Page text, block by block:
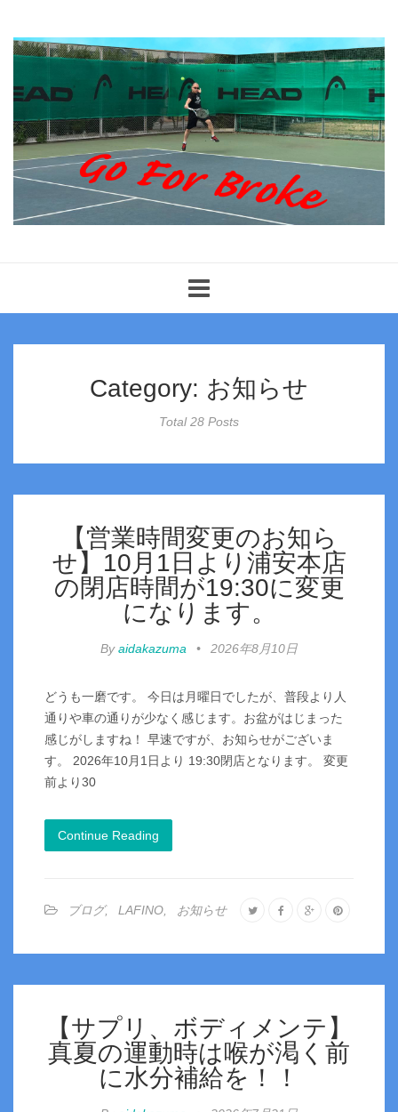
navigation
Category: お知らせ
Total 28 Posts
【営業時間変更のお知ら
せ】10月1日より浦安本店
の閉店時間が19:30に変更
になります。
Byaidakazuma • 2026年8月10日
どうも一磨です。 今日は月曜日でしたが、普段より人
通りや車の通りが少なく感じます。お盆がはじまった
感じがしますね！ 早速ですが、お知らせがございま
す。 2026年10月1日より 19:30閉店となります。 変更
前より30
Continue Reading
ブログ, LAFINO お知らせ
【サプリ、ボディメンテ】
真夏の運動時は喉が渇く前
に水分補給を！！